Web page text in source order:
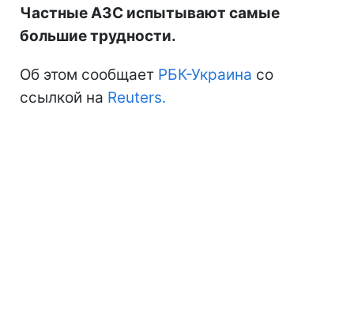
Частные АЗС испытывают самые
большие трудности.
Об этом сообщает РБК-Украина со
ссылкой на Reuters.